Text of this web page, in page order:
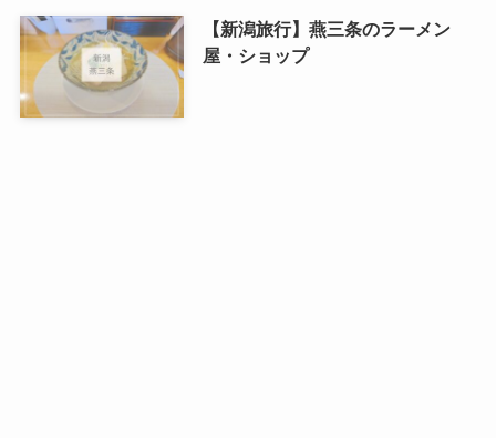
【新潟旅行】燕三条のラーメン
屋・ショップ